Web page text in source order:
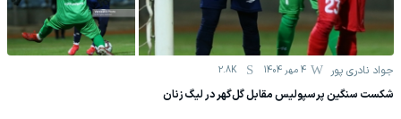
جواد نادری پور 4 مهر 1404 2.8K
شکست سنگین پرسپولیس مقابل گل‌گهر در لیگ زنان